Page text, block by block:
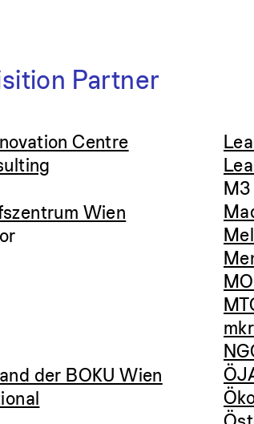
Partner
Centre
Wien
der BOKU Wien
M3